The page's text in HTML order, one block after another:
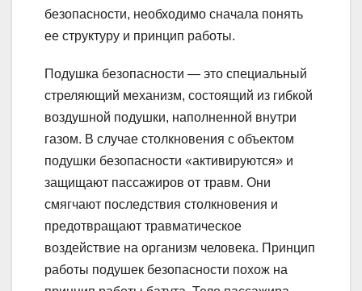
безопасности, необходимо сначала понять
ее структуру и принцип работы.
Подушка безопасности — это специальный
стреляющий механизм, состоящий из гибкой
воздушной подушки, наполненной внутри
газом. В случае столкновения с объектом
подушки безопасности «активируются» и
защищают пассажиров от травм. Они
смягчают последствия столкновения и
предотвращают травматическое
воздействие на организм человека. Принцип
работы подушек безопасности похож на